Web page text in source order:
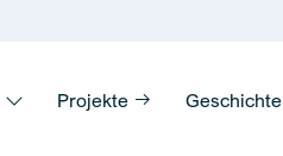
Projekte Geschichte